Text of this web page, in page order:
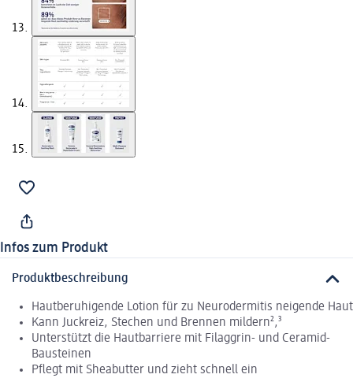
Infos zum Produkt
Produktbeschreibung
Hautberuhigende Lotion für zu Neurodermitis neigende Haut
Kann Juckreiz, Stechen und Brennen mildern²,³
Unterstützt die Hautbarriere mit Filaggrin- und Ceramid-
Bausteinen
Pflegt mit Sheabutter und zieht schnell ein